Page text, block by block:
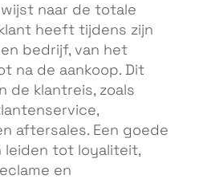
naar de totale
heeft tijdens zijn
bedrijf, van het
na de aankoop. Dit
de klantreis, zoals
aftersales. Een goede
leiden tot loyaliteit,
en